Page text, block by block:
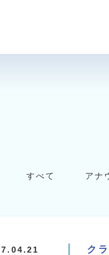
すべて アナ
ク